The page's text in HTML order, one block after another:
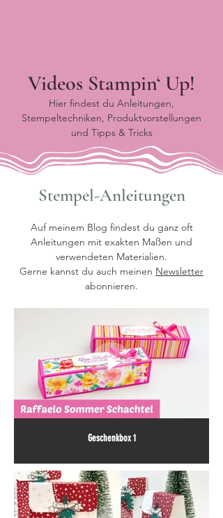
Videos Stampin‘ Up!
Hier findest du Anleitungen,
Stempeltechniken, Produktvorstellungen
und Tipps & Tricks
Stempel-Anleitungen
Auf meinem Blog findest du ganz oft
Anleitungen mit exakten Maßen und
verwendeten Materialien.
Gerne kannst du auch meinen Newsletter
abonnieren.
Geschenkbox 1